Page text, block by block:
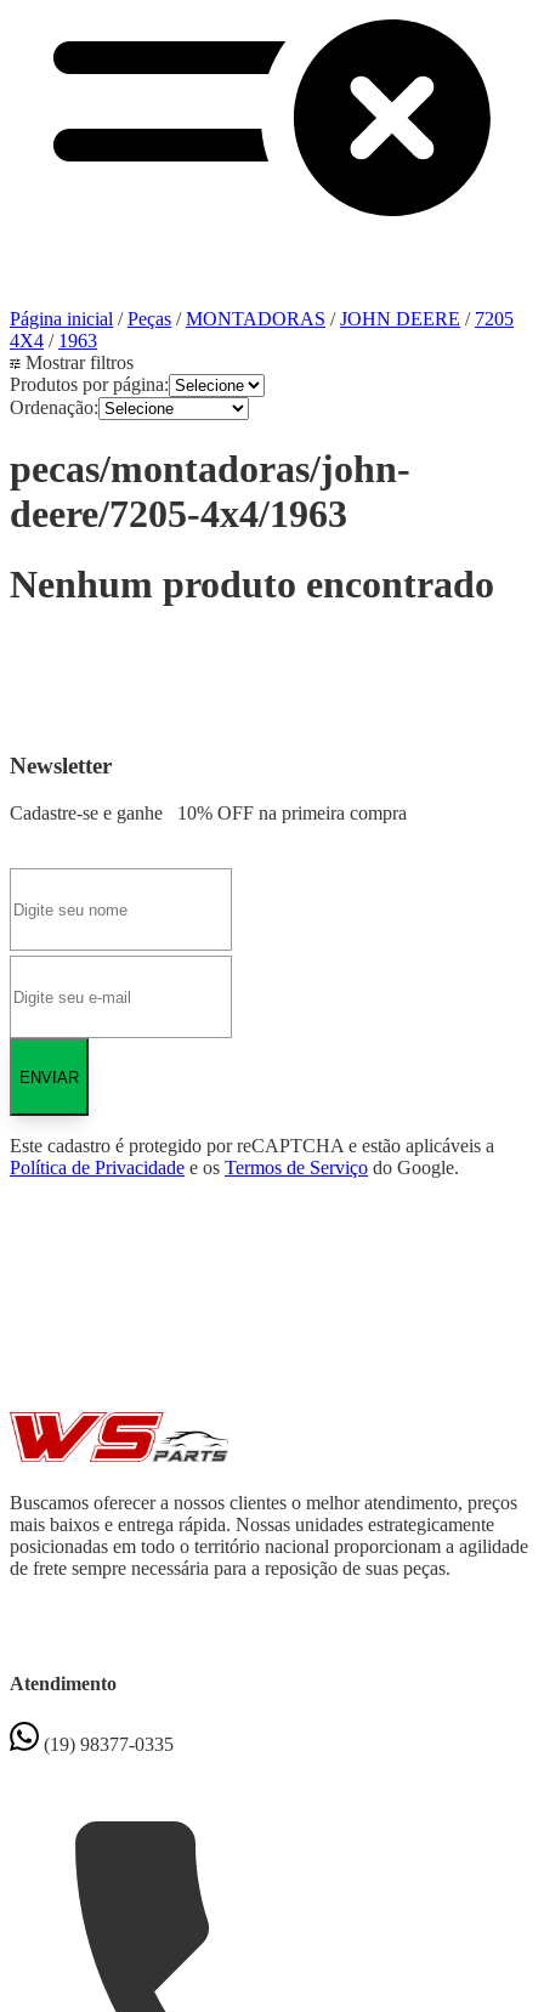
Página inicial /Peças /MONTADORAS /JOHN DEERE / 7205
4X4 / 1963
Mostrar filtros
Produtos por página:
Ordenação:
pecas/montadoras/john-
deere/7205-4x4/1963
Nenhum produto encontrado
Newsletter
Cadastre-se e ganhe 10% OFF na primeira compra
ENVIAR
Este cadastro é protegido por reCAPTCHA e estão aplicáveis a
Política de Privacidade e os Termos de Serviço do Google.
Buscamos oferecer a nossos clientes o melhor atendimento, preços
mais baixos e entrega rápida. Nossas unidades estrategicamente
posicionadas em todo o território nacional proporcionam a agilidade
de frete sempre necessária para a reposição de suas peças.
Atendimento
(19) 98377-0335